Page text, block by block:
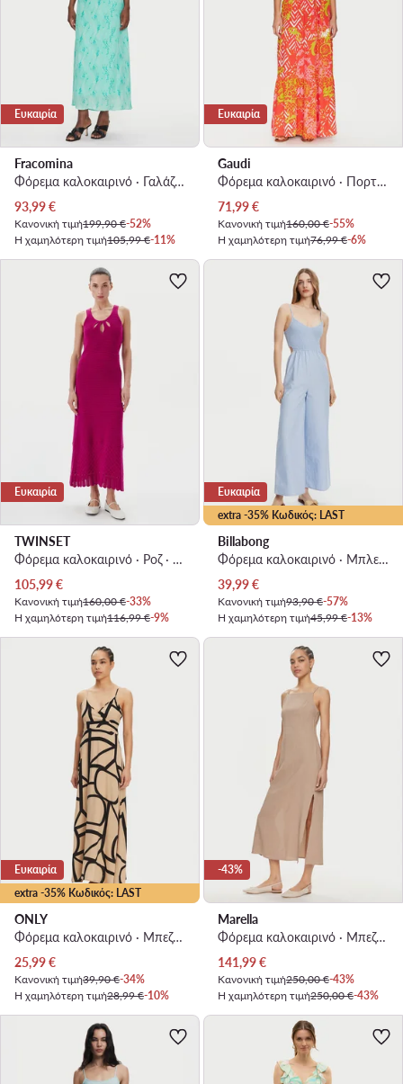
Ευκαιρία
Fracomina
Φόρεμα καλοκαιρινό · Γαλάζιο · Maxi
Τρέχουσα τιμή
93,99€
Κανονική τιμή199,90 €-52%
Η χαμηλότερη τιμή105,99 €-11%
Ευκαιρία
Gaudi
Φόρεμα καλοκαιρινό · Πορτοκαλί · Maxi
Τρέχουσα τιμή
71,99€
Κανονική τιμή160,00 €-55%
Η χαμηλότερη τιμή76,99 €-6%
Ευκαιρία
TWINSET
Φόρεμα καλοκαιρινό · Ροζ · Maxi
Τρέχουσα τιμή
105,99€
Κανονική τιμή160,00 €-33%
Η χαμηλότερη τιμή116,99 €-9%
extra -35% Κωδικός: LAST
Ευκαιρία
Billabong
Φόρεμα καλοκαιρινό · Μπλε · Maxi
Τρέχουσα τιμή
39,99€
Κανονική τιμή93,90 €-57%
Η χαμηλότερη τιμή45,99 €-13%
extra -35% Κωδικός: LAST
Ευκαιρία
ONLY
Φόρεμα καλοκαιρινό · Μπεζ · Maxi
Τρέχουσα τιμή
25,99€
Κανονική τιμή39,90 €-34%
Η χαμηλότερη τιμή28,99 €-10%
-43%
Marella
Φόρεμα καλοκαιρινό · Μπεζ · Maxi
Τρέχουσα τιμή
141,99€
Κανονική τιμή250,00 €-43%
Η χαμηλότερη τιμή250,00 €-43%